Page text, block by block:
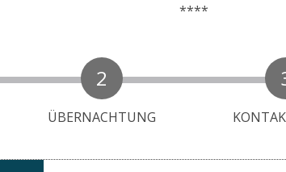
2
ÜBERNACHTUNG